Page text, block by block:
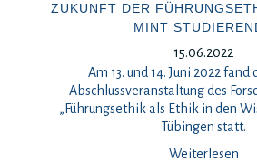
ZUKUNFT DER
MINT
15.06.2022
Am 13. und 14. Juni 2022
Abschlussveranstaltung des
„Führungsethik als Ethik in den
Tübingen statt.
Weiterlesen